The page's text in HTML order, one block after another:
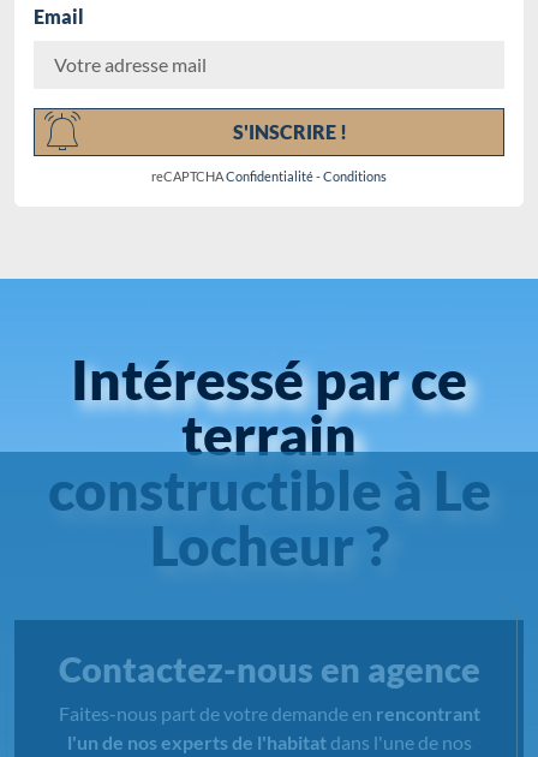
Email
S'INSCRIRE !
reCAPTCHAConfidentialité-Conditions
Intéressé par ce
terrain
constructible à Le
Locheur ?
Contactez-nous en agence
Faites-nous part de votre demande en rencontrant
l'un de nos experts de l'habitatdans l'une de nos